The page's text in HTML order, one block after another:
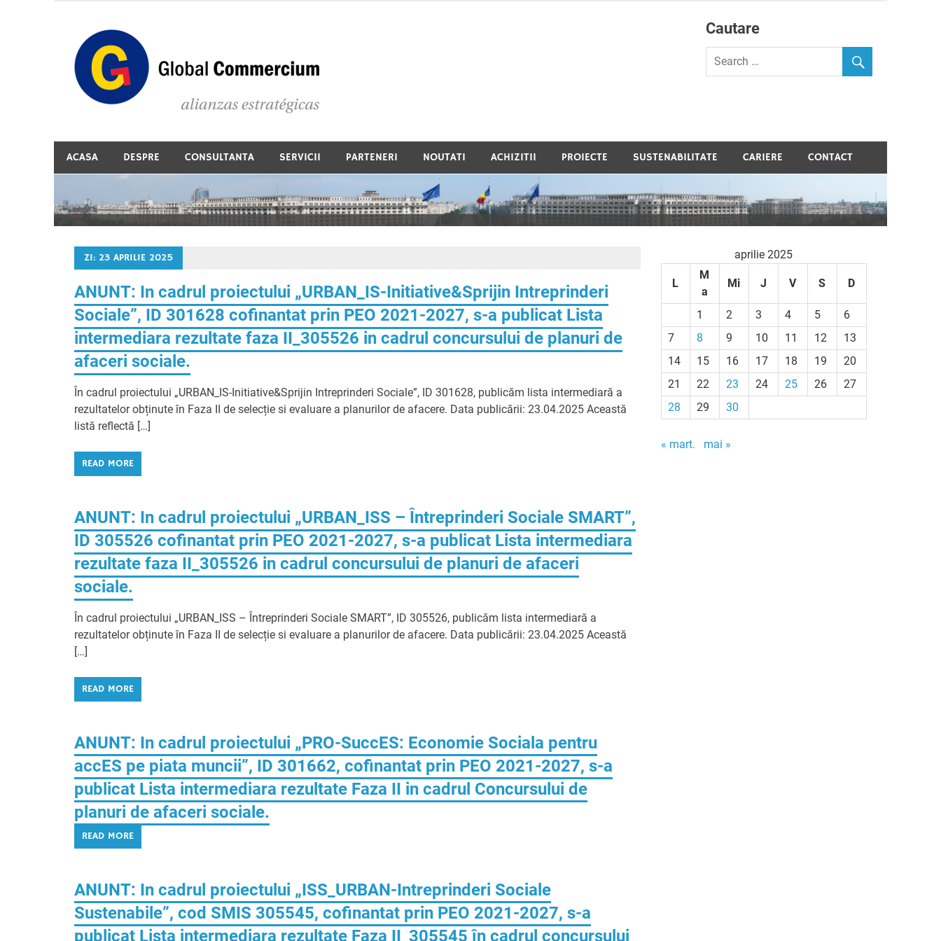
content
Global Commercium Development
Cautare
ACASA DESPRE CONSULTANTA SERVICII PARTENERI NOUTATI ACHIZITII PROIECTE SUSTENABILITATE CARIERE CONTACT
ZI: 23 APRILIE 2025
ANUNT: In cadrul proiectului „URBAN_IS-Initiative&Sprijin Intreprinderi
Sociale”, ID 301628 cofinantat prin PEO 2021-2027, s-a publicat Lista
intermediara rezultate faza II_305526 in cadrul concursului de planuri de
afaceri sociale.
În cadrul proiectului „URBAN_IS-Initiative&Sprijin Intreprinderi Sociale”, ID 301628, publicăm lista intermediară a
rezultatelor obținute în Faza II de selecție si evaluare a planurilor de afacere. Data publicării: 23.04.2025 Această
listă reflectă […]
READ MORE
ANUNT: In cadrul proiectului „URBAN_ISS – Întreprinderi Sociale SMART”,
ID 305526 cofinantat prin PEO 2021-2027, s-a publicat Lista intermediara
rezultate faza II_305526 in cadrul concursului de planuri de afaceri
sociale.
În cadrul proiectului „URBAN_ISS – Întreprinderi Sociale SMART”, ID 305526, publicăm lista intermediară a
rezultatelor obținute în Faza II de selecție si evaluare a planurilor de afacere. Data publicării: 23.04.2025 Această
[…]
READ MORE
ANUNT: In cadrul proiectului „PRO-SuccES: Economie Sociala pentru
accES pe piata muncii”, ID 301662, cofinantat prin PEO 2021-2027, s-a
publicat Lista intermediara rezultate Faza II in cadrul Concursului de
planuri de afaceri sociale.
READ MORE
ANUNT: In cadrul proiectului „ISS_URBAN-Intreprinderi Sociale
Sustenabile”, cod SMIS 305545, cofinantat prin PEO 2021-2027, s-a
publicat Lista intermediara rezultate Faza II_305545 în cadrul concursului
aprilie 2025
L
M
a
Mi J V S D
1 2 3 4 5
6
7
8 9 10 11 12
13
14
15 16 17 18 19
20
21
22 23 24 25 26
27
28
29 30
« mart. mai »